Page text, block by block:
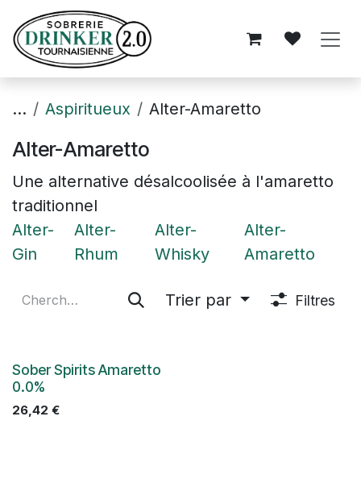
Se rendre au contenu
... Aspiritueux Alter-Amaretto
Alter-Amaretto
Une alternative désalcoolisée à l'amaretto
traditionnel
Alter-
Gin
Alter-
Rhum
Alter-
Whisky
Alter-
Amaretto
Trier par Filtres
Épuisé
Sober Spirits Amaretto
0.0%
26,42 €